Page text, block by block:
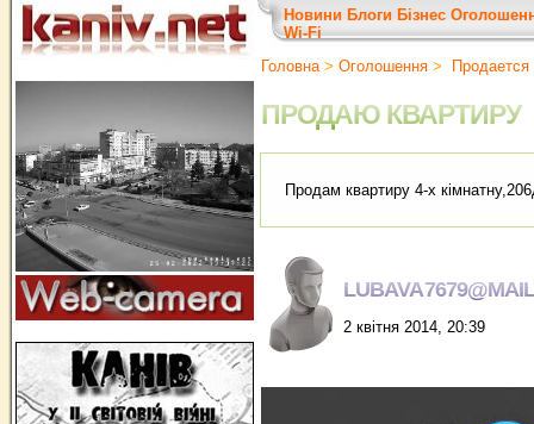
Новини Блоги Бізнес
Wi-Fi
Головна> Оголошення > Продается
ПРОДАЮ КВАРТИРУ
Продам квартиру 4-х
2 квітня 2014, 20:39